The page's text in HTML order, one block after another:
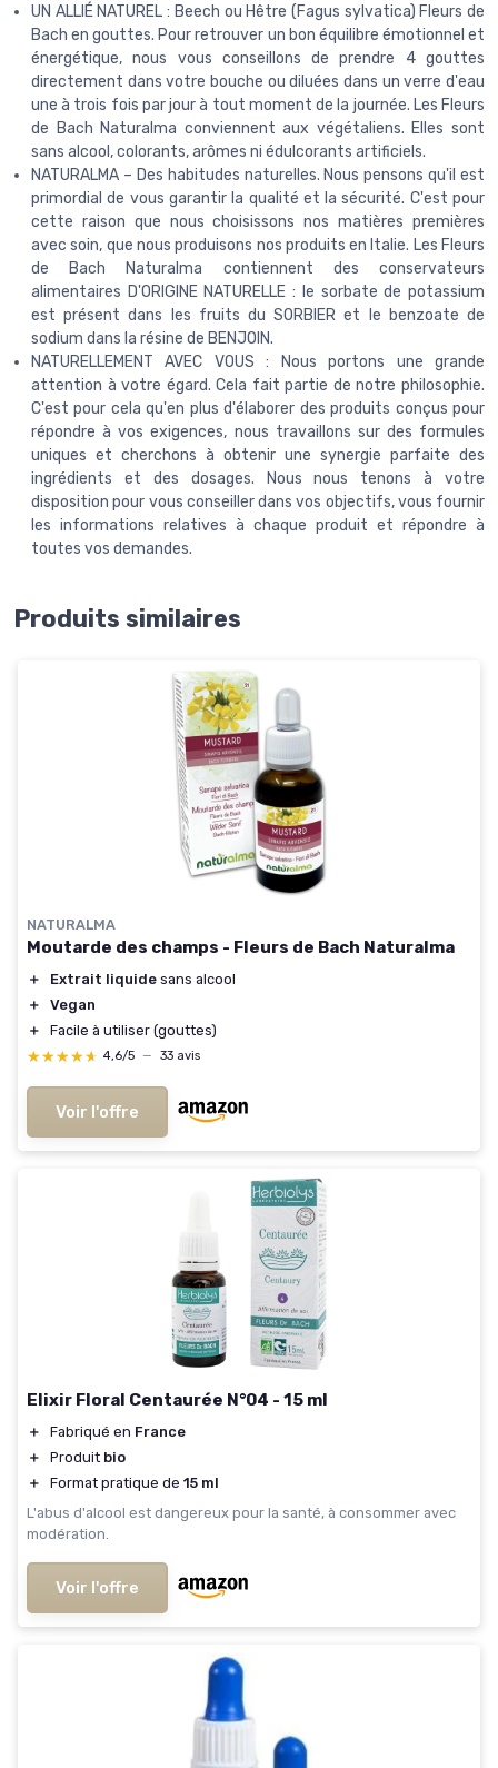
UN ALLIÉ NATUREL : Beech ou Hêtre (Fagus sylvatica) Fleurs de
Bach en gouttes. Pour retrouver un bon équilibre émotionnel et
énergétique, nous vous conseillons de prendre 4 gouttes
directement dans votre bouche ou diluées dans un verre d'eau
une à trois fois par jour à tout moment de la journée. Les Fleurs
de Bach Naturalma conviennent aux végétaliens. Elles sont
sans alcool, colorants, arômes ni édulcorants artificiels.
NATURALMA – Des habitudes naturelles. Nous pensons qu'il est
primordial de vous garantir la qualité et la sécurité. C'est pour
cette raison que nous choisissons nos matières premières
avec soin, que nous produisons nos produits en Italie. Les Fleurs
de Bach Naturalma contiennent des conservateurs
alimentaires D'ORIGINE NATURELLE : le sorbate de potassium
est présent dans les fruits du SORBIER et le benzoate de
sodium dans la résine de BENJOIN.
NATURELLEMENT AVEC VOUS : Nous portons une grande
attention à votre égard. Cela fait partie de notre philosophie.
C'est pour cela qu'en plus d'élaborer des produits conçus pour
répondre à vos exigences, nous travaillons sur des formules
uniques et cherchons à obtenir une synergie parfaite des
ingrédients et des dosages. Nous nous tenons à votre
disposition pour vous conseiller dans vos objectifs, vous fournir
les informations relatives à chaque produit et répondre à
toutes vos demandes.
Produits similaires
NATURALMA
Moutarde des champs - Fleurs de Bach Naturalma
＋ Extrait liquide sans alcool
＋
Vegan
＋
Facile à utiliser (gouttes)
★★★★★
★★★★★ 4,6/5 — 33 avis
Voir l'offre
Elixir Floral Centaurée N°04 - 15 ml
＋ Fabriqué en France
＋
Produit bio
＋
Format pratique de 15 ml
L'abus d'alcool est dangereux pour la santé, à consommer avec
modération.
Voir l'offre